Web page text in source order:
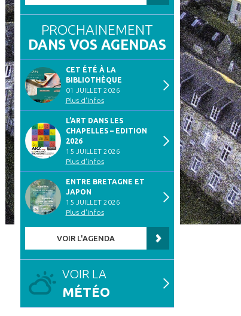
PROCHAINEMENT
DANS VOS AGENDAS
CET ÉTÉ À LA
BIBLIOTHÈQUE
01 JUILLET 2026
Plus d'infos
L’ART DANS LES
CHAPELLES – EDITION
2026
15 JUILLET 2026
Plus d'infos
ENTRE BRETAGNE ET
JAPON
15 JUILLET 2026
Plus d'infos
VOIR L'AGENDA
VOIR LA
MÉTÉO
HORAIRES D’ÉTÉ
LE BAS-LÉON EN VIGILANCE